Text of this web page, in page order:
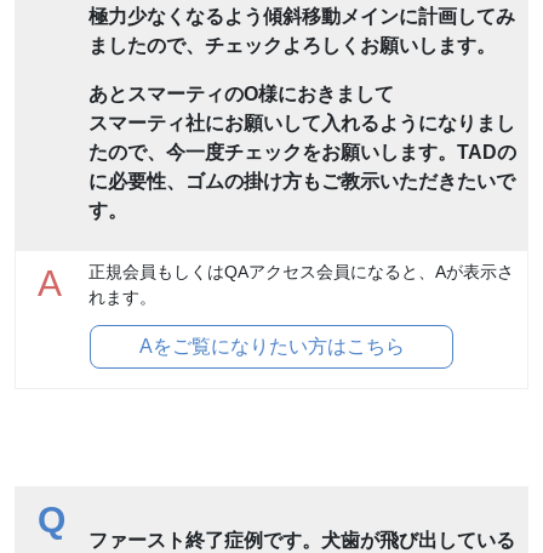
極力少なくなるよう傾斜移動メインに計画してみ
ましたので、チェックよろしくお願いします。
あとスマーティのO様におきまして
スマーティ社にお願いして入れるようになりまし
たので、今一度チェックをお願いします。TADの
に必要性、ゴムの掛け方もご教示いただきたいで
す。
A
正規会員もしくはQAアクセス会員になると、Aが表示さ
れます。
Aをご覧になりたい方はこちら
Q
ファースト終了症例です。犬歯が飛び出している